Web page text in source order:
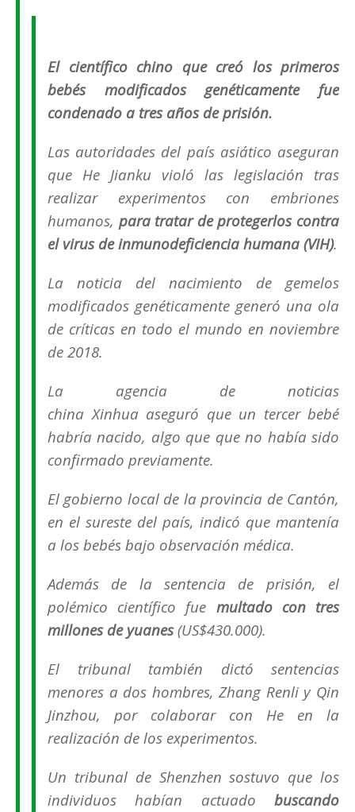
El científico chino que creó los primeros
bebés modificados genéticamente fue
condenado a tres años de prisión.
Las autoridades del país asiático aseguran
que He Jianku violó las legislación tras
realizar experimentos con embriones
humanos, para tratar de protegerlos contra
el virus de inmunodeficiencia humana (VIH).
La noticia del nacimiento de gemelos
modificados genéticamente generó una ola
de críticas en todo el mundo en noviembre
de 2018.
La agencia de noticias
chinaXinhua aseguró que un tercer bebé
habría nacido, algo que que no había sido
confirmado previamente.
El gobierno local de la provincia de Cantón,
en el sureste del país, indicó que mantenía
a los bebés bajo observación médica.
Además de la sentencia de prisión, el
polémico científico fue multado con tres
millones de yuanes(US$430.000).
El tribunal también dictó sentencias
menores a dos hombres, Zhang Renli y Qin
Jinzhou, por colaborar con He en la
realización de los experimentos.
Un tribunal de Shenzhen sostuvo que los
individuos habían actuado buscando